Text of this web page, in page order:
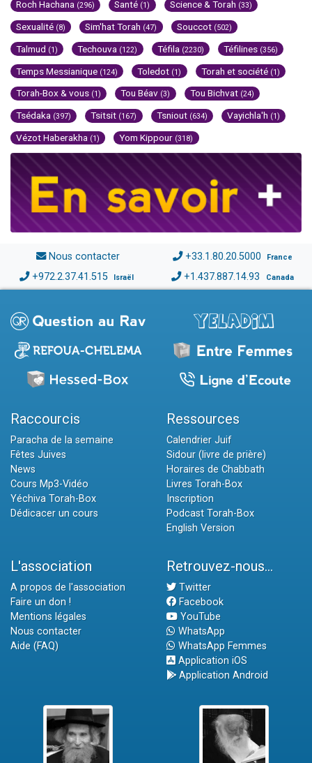
Roch Hachana (296) Santé (1) Science & Torah (33)
Sexualité (8) Sim'hat Torah (47) Souccot (502)
Talmud (1) Techouva (122) Téfila (2230) Téfilines (356)
Temps Messianique (124) Toledot (1) Torah et société (1)
Torah-Box & vous (1) Tou Béav (3) Tou Bichvat (24)
Tsédaka (397) Tsitsit (167) Tsniout (634) Vayichla'h (1)
Vézot Haberakha (1) Yom Kippour (318)
Nous contacter +33.1.80.20.5000 France
+972.2.37.41.515 Israël +1.437.887.14.93 Canada
Raccourcis
Paracha de la semaine
Fêtes Juives
News
Cours Mp3-Vidéo
Yéchiva Torah-Box
Dédicacer un cours
Ressources
Calendrier Juif
Sidour (livre de prière)
Horaires de Chabbath
Livres Torah-Box
Inscription
Podcast Torah-Box
English Version
L'association
A propos de l'association
Faire un don !
Mentions légales
Nous contacter
Aide (FAQ)
Retrouvez-nous...
Twitter
Facebook
YouTube
WhatsApp
WhatsApp Femmes
Application iOS
Application Android